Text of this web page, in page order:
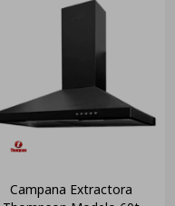
Campana Extractora